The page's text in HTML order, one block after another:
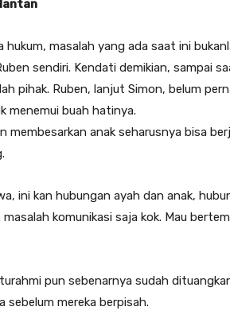
hukum, masalah yang ada saat ini
sendiri. Kendati demikian, sampai
pihak. Ruben, lanjut Simon, belum
menemui buah hatinya.
membesarkan anak seharusnya bisa
ini kan hubungan ayah dan anak,
komunikasi saja kok. Mau
pun sebenarnya sudah
sebelum mereka berpisah.